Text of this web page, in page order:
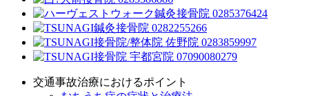
交通事故治療におけるポイント